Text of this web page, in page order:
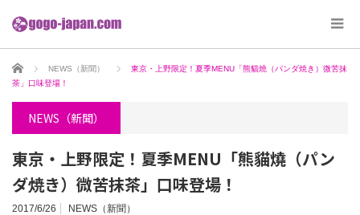
ホーム NEWS（新聞）
東京・上野限定！夏季MENU「熊貓燒（パンダ焼き）微苦抹
茶」口味登場！
NEWS（新聞）
東京・上野限定！夏季MENU「熊貓燒（パン
ダ焼き）微苦抹茶」口味登場！
2017/6/26 NEWS（新聞）